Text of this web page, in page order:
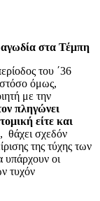
στα Τέμπη
του ΄36
όμως,
με την
πληγώνει
είτε και
θάχει σχεδόν
της τύχης των
υπάρχουν οι
τυχόν